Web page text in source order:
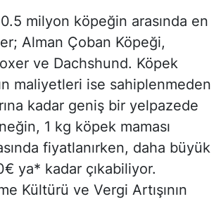
milyon köpeğin arasında en
Alman Çoban Köpeği,
ve Dachshund. Köpek
maliyetleri ise sahiplenmeden
kadar geniş bir yelpazede
1 kg köpek maması
fiyatlanırken, daha büyük
ya* kadar çıkabiliyor.
Kültürü ve Vergi Artışının